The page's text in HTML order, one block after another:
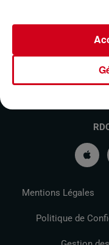
Mentions Légales
Politique de